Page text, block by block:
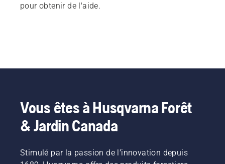
pour obtenir de l'aide.
Vous êtes à Husqvarna Forêt
& Jardin Canada
Stimulé par la passion de l’innovation depuis